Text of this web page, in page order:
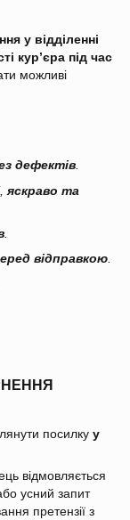
у відділенні
кур’єра під час
можливі
дефектів
яскраво та
відправкою.
посилку у
відмовляється
усний запит
претензії з